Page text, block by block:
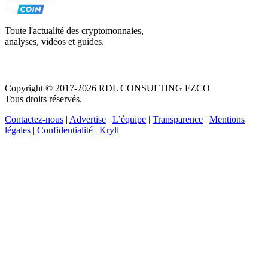
Toute l'actualité des cryptomonnaies,
analyses, vidéos et guides.
Copyright © 2017-2026 RDL CONSULTING FZCO
Tous droits réservés.
Contactez-nous | Advertise | L’équipe | Transparence | Mentions
légales | Confidentialité | Kryll